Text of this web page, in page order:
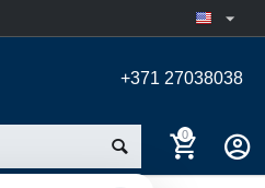
+371 27038038
0